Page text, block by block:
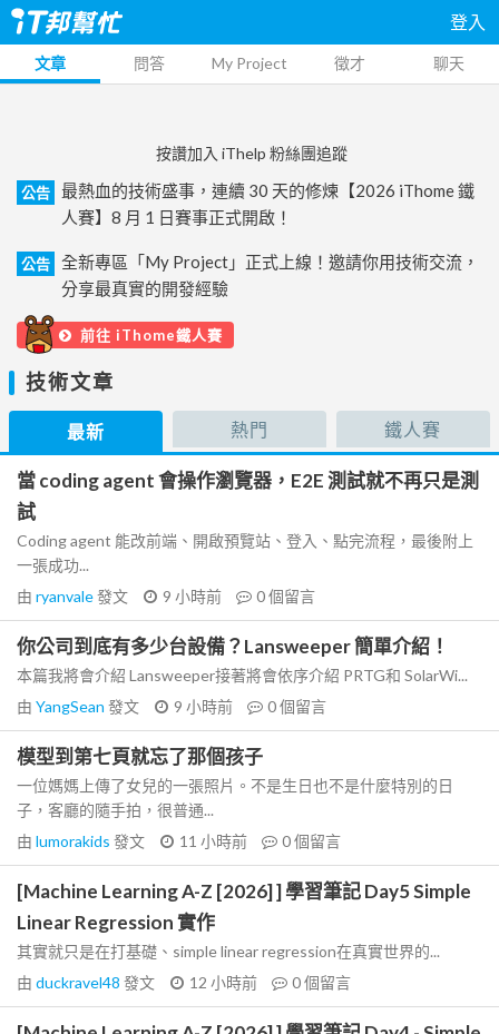
登入
文章 問答 My Project 徵才 聊天
按讚加入 iThelp 粉絲團追蹤
公告
最熱血的技術盛事，連續 30 天的修煉【2026 iThome 鐵
人賽】8 月 1 日賽事正式開啟！
公告
全新專區「My Project」正式上線！邀請你用技術交流，
分享最真實的開發經驗
前往 iThome鐵人賽
技術文章
最新 熱門 鐵人賽
當 coding agent 會操作瀏覽器，E2E 測試就不再只是測
試
Coding agent 能改前端、開啟預覽站、登入、點完流程，最後附上
一張成功...
由 ryanvale發文 9 小時前 0個留言
你公司到底有多少台設備？Lansweeper 簡單介紹！
本篇我將會介紹 Lansweeper接著將會依序介紹 PRTG和 SolarWi...
由 YangSean 發文 9 小時前 0個留言
模型到第七頁就忘了那個孩子
一位媽媽上傳了女兒的一張照片。不是生日也不是什麼特別的日
子，客廳的隨手拍，很普通...
由 lumorakids 發文 11 小時前 0個留言
[Machine Learning A-Z [2026] ] 學習筆記 Day5 Simple
Linear Regression 實作
其實就只是在打基礎、simple linear regression在真實世界的...
由 duckravel48 發文 12 小時前 0個留言